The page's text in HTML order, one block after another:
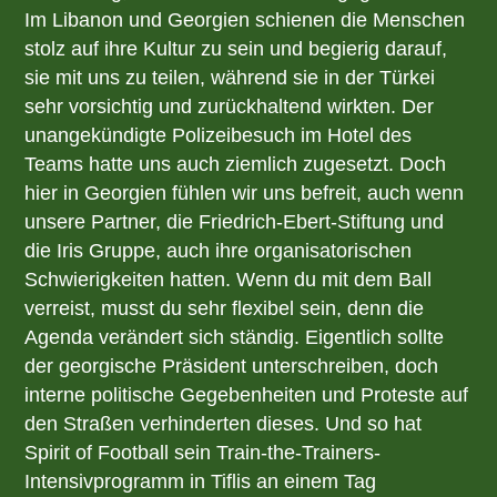
Im Libanon und Georgien schienen die Menschen
stolz auf ihre Kultur zu sein und begierig darauf,
sie mit uns zu teilen, während sie in der Türkei
sehr vorsichtig und zurückhaltend wirkten. Der
unangekündigte Polizeibesuch im Hotel des
Teams hatte uns auch ziemlich zugesetzt. Doch
hier in Georgien fühlen wir uns befreit, auch wenn
unsere Partner, die Friedrich-Ebert-Stiftung und
die Iris Gruppe, auch ihre organisatorischen
Schwierigkeiten hatten. Wenn du mit dem Ball
verreist, musst du sehr flexibel sein, denn die
Agenda verändert sich ständig. Eigentlich sollte
der georgische Präsident unterschreiben, doch
interne politische Gegebenheiten und Proteste auf
den Straßen verhinderten dieses. Und so hat
Spirit of Football sein Train-the-Trainers-
Intensivprogramm in Tiflis an einem Tag